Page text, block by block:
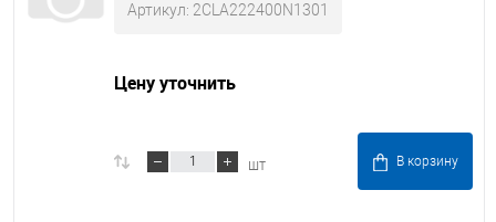
Артикул: 2CLA222400N1301
Цену уточнить
шт В корзину